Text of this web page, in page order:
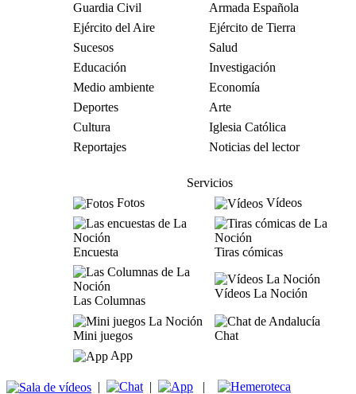
Guardia Civil
Armada Española
Ejército del Aire
Ejército de Tierra
Sucesos
Salud
Educación
Investigación
Medio ambiente
Economía
Deportes
Arte
Cultura
Iglesia Católica
Reportajes
Noticias del lector
Servicios
Fotos
Vídeos
Encuesta Tiras cómicas
Las Columnas
Vídeos La Noción
Mini juegos
Chat
App
| | |